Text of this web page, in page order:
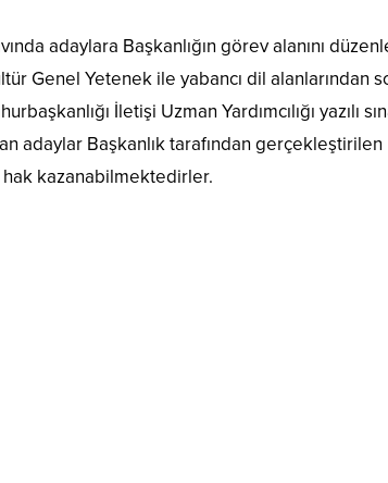
adaylara Başkanlığın görev alanını
Genel Yetenek ile yabancı dil alanlarından
İletişi Uzman Yardımcılığı yazılı
adaylar Başkanlık tarafından gerçekleştirilen
hak kazanabilmektedirler.